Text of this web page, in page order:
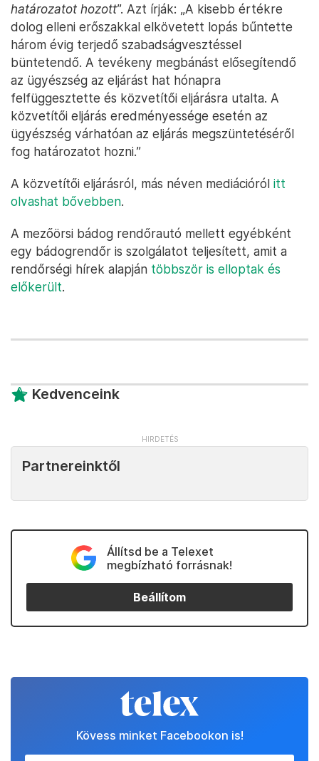
határozatot hozott”. Azt írják: „A kisebb értékre
dolog elleni erőszakkal elkövetett lopás bűntette
három évig terjedő szabadságvesztéssel
büntetendő. A tevékeny megbánást elősegítendő
az ügyészség az eljárást hat hónapra
felfüggesztette és közvetítői eljárásra utalta. A
közvetítői eljárás eredményessége esetén az
ügyészség várhatóan az eljárás megszüntetéséről
fog határozatot hozni.”
A közvetítői eljárásról, más néven mediációról itt
olvashat bővebben.
A mezőörsi bádog rendőrautó mellett egyébként
egy bádogrendőr is szolgálatot teljesített, amit a
rendőrségi hírek alapján többször is elloptak és
előkerült.
Kedvenceink
Partnereinktől
Állítsd be a Telexet
megbízható forrásnak!
Beállítom
Kövess minket Facebookon is!